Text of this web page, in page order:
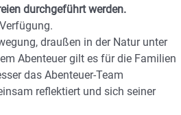
durchgeführt werden.
draußen in der Natur unter
Abenteuer gilt es für die Familien
das Abenteuer-Team
reflektiert und sich seiner